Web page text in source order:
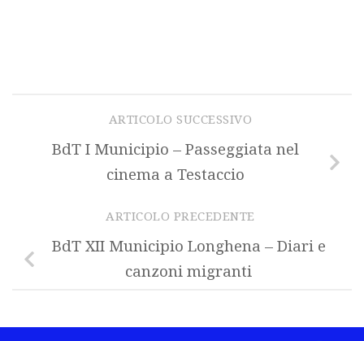
ARTICOLO SUCCESSIVO
BdT I Municipio – Passeggiata nel
cinema a Testaccio
ARTICOLO PRECEDENTE
BdT XII Municipio Longhena – Diari e
canzoni migranti